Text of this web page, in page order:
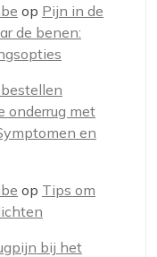
op Pijn in de
de benen:
onderrug met
en
op Tips om
bij het